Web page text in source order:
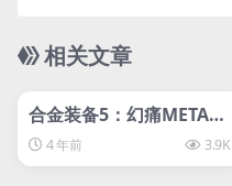
相关文章
svip专属
合金装备5：幻痛METAL
GEAR SOLID V：THE PH
ANTOM PAIN-D加密
4 年前 3.9K